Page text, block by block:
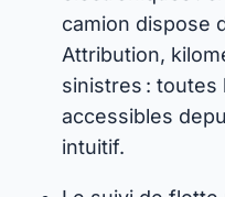
camion dispose
Attribution,
sinistres :
accessibles
intuitif.